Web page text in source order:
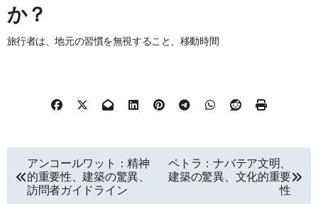
か？
旅行者は、地元の習慣を無視すること、移動時間
Post navigation
アンコールワット：精神
的重要性、建築の驚異、
訪問者ガイドライン
ペトラ：ナバテア文明、
建築の驚異、文化的重要
性